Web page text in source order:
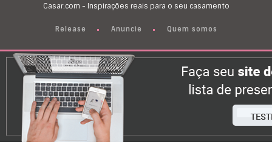
Casar.com - Inspirações reais para o seu casamento
Release Anuncie Quem somos